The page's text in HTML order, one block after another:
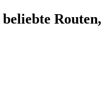
Routen,